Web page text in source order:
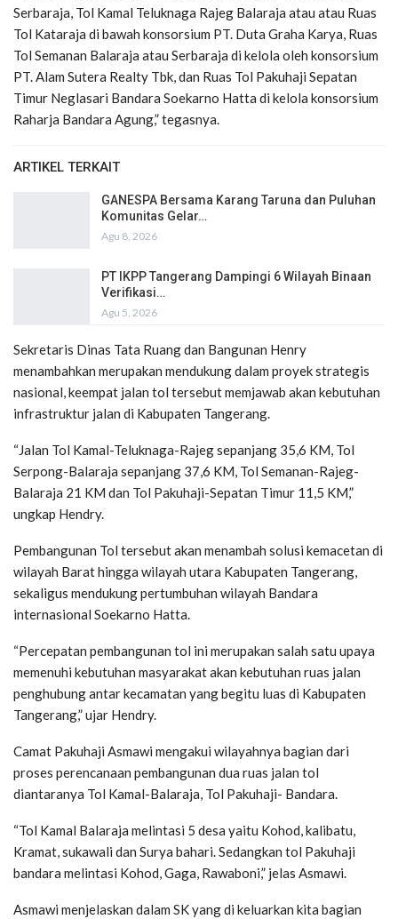
Serbaraja, Tol Kamal Teluknaga Rajeg Balaraja atau atau Ruas
Tol Kataraja di bawah konsorsium PT. Duta Graha Karya, Ruas
Tol Semanan Balaraja atau Serbaraja di kelola oleh konsorsium
PT. Alam Sutera Realty Tbk, dan Ruas Tol Pakuhaji Sepatan
Timur Neglasari Bandara Soekarno Hatta di kelola konsorsium
Raharja Bandara Agung,” tegasnya.
ARTIKEL TERKAIT
GANESPA Bersama Karang Taruna dan Puluhan
Komunitas Gelar…
Agu 8, 2026
PT IKPP Tangerang Dampingi 6 Wilayah Binaan
Verifikasi…
Agu 5, 2026
Sekretaris Dinas Tata Ruang dan Bangunan Henry
menambahkan merupakan mendukung dalam proyek strategis
nasional, keempat jalan tol tersebut memjawab akan kebutuhan
infrastruktur jalan di Kabupaten Tangerang.
“Jalan Tol Kamal-Teluknaga-Rajeg sepanjang 35,6 KM, Tol
Serpong-Balaraja sepanjang 37,6 KM, Tol Semanan-Rajeg-
Balaraja 21 KM dan Tol Pakuhaji-Sepatan Timur 11,5 KM,”
ungkap Hendry.
Pembangunan Tol tersebut akan menambah solusi kemacetan di
wilayah Barat hingga wilayah utara Kabupaten Tangerang,
sekaligus mendukung pertumbuhan wilayah Bandara
internasional Soekarno Hatta.
“Percepatan pembangunan tol ini merupakan salah satu upaya
memenuhi kebutuhan masyarakat akan kebutuhan ruas jalan
penghubung antar kecamatan yang begitu luas di Kabupaten
Tangerang,” ujar Hendry.
Camat Pakuhaji Asmawi mengakui wilayahnya bagian dari
proses perencanaan pembangunan dua ruas jalan tol
diantaranya Tol Kamal-Balaraja, Tol Pakuhaji- Bandara.
“Tol Kamal Balaraja melintasi 5 desa yaitu Kohod, kalibatu,
Kramat, sukawali dan Surya bahari. Sedangkan tol Pakuhaji
bandara melintasi Kohod, Gaga, Rawaboni,” jelas Asmawi.
Asmawi menjelaskan dalam SK yang di keluarkan kita bagian